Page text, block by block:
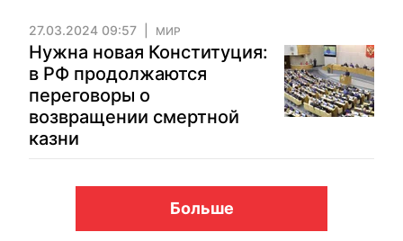
27.03.2024 09:57 МИР
Нужна новая Конституция:
в РФ продолжаются
переговоры о
возвращении смертной
казни
Больше